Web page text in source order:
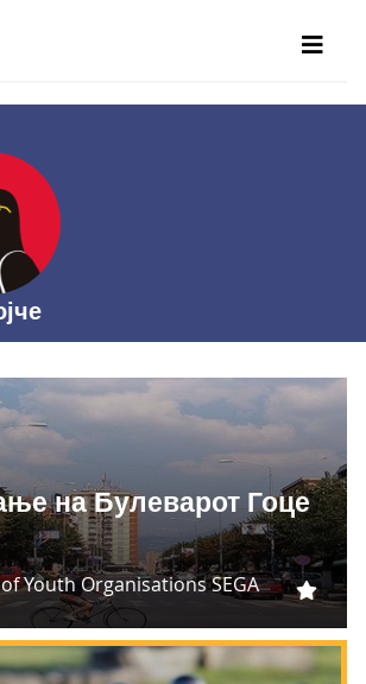
на Булеварот Гоце
Youth Organisations SEGA